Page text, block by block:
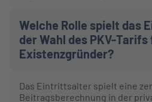
Welche Rolle spielt das
der Wahl des PKV-Tarifs
Existenzgründer?
Das Eintrittsalter spielt eine
Beitragsberechnung in der